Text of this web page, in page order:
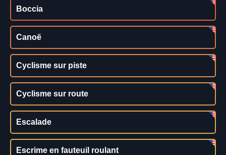
Boccia
Canoë
Cyclisme sur piste
Cyclisme sur route
Escalade
Escrime en fauteuil roulant